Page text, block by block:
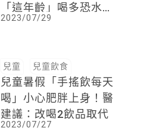
「這年齡」喝多恐水中
毒
2023/07/29
兒童 兒童飲食
兒童暑假「手搖飲每天
喝」小心肥胖上身！醫
建議：改喝2飲品取代
2023/07/27